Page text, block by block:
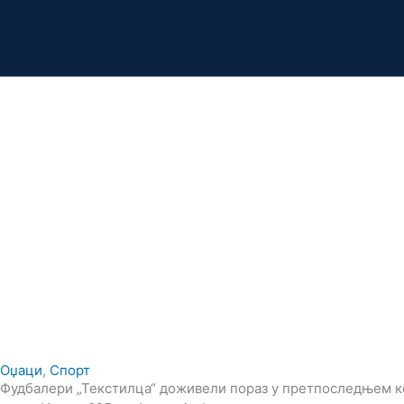
Оџаци, Спорт
Фудбалери „Текстилца“ доживели пораз у претпоследњем